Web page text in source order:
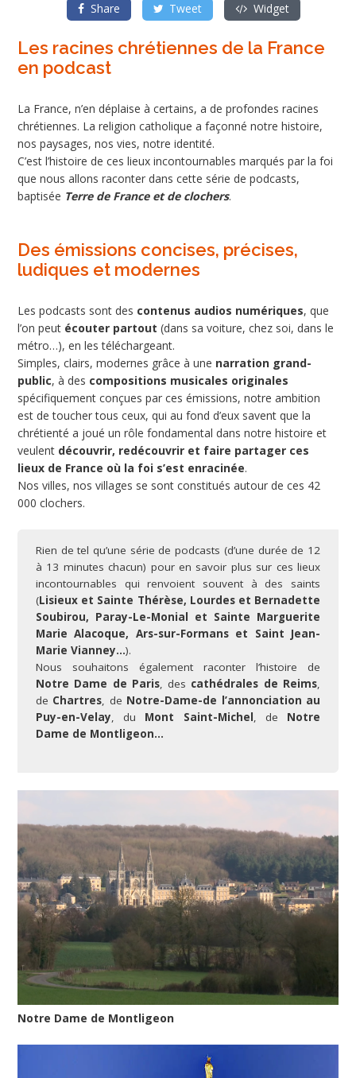
Share Tweet Widget
Les racines chrétiennes de la France
en podcast
La France, n’en déplaise à certains, a de profondes racines
chrétiennes. La religion catholique a façonné notre histoire,
nos paysages, nos vies, notre identité.
C’est l’histoire de ces lieux incontournables marqués par la foi
que nous allons raconter dans cette série de podcasts,
baptisée Terre de France et de clochers.
Des émissions concises, précises,
ludiques et modernes
Les podcasts sont des contenus audios numériques, que
l’on peut écouter partout (dans sa voiture, chez soi, dans le
métro…), en les téléchargeant.
Simples, clairs, modernes grâce à une narration grand-
public, à des compositions musicales originales
spécifiquement conçues par ces émissions, notre ambition
est de toucher tous ceux, qui au fond d’eux savent que la
chrétienté a joué un rôle fondamental dans notre histoire et
veulent découvrir, redécouvrir et faire partager ces
lieux de France où la foi s’est enracinée.
Nos villes, nos villages se sont constitués autour de ces 42
000 clochers.
Rien de tel qu’une série de podcasts (d’une durée de 12
à 13 minutes chacun) pour en savoir plus sur ces lieux
incontournables qui renvoient souvent à des saints
(Lisieux et Sainte Thérèse, Lourdes et Bernadette
Soubirou, Paray-Le-Monial et Sainte Marguerite
Marie Alacoque, Ars-sur-Formans et Saint Jean-
Marie Vianney…).
Nous souhaitons également raconter l’histoire de
Notre Dame de Paris, des cathédrales de Reims
de Chartres , de Notre-Dame-de l’annonciation au
Puy-en-Velay , du Mont Saint-Michel , de Notre
Dame de Montligeon…
Notre Dame de Montligeon